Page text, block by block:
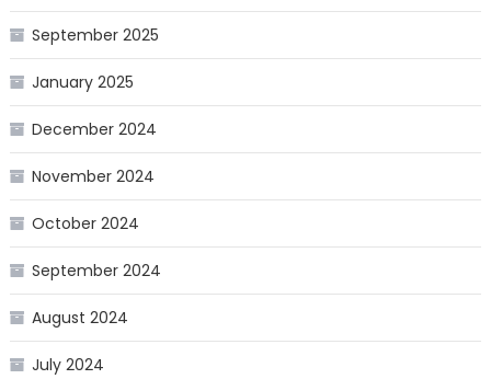
September 2025
January 2025
December 2024
November 2024
October 2024
September 2024
August 2024
July 2024